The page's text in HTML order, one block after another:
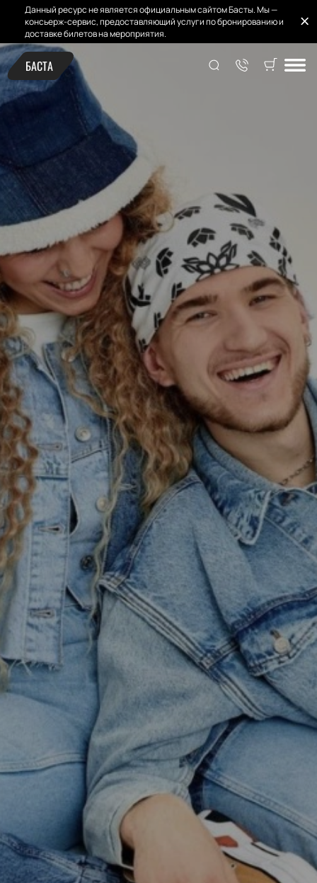
Данный ресурс не является официальным сайтом Басты. Мы —
консьерж-сервис, предоставляющий услуги по бронированию и
доставке билетов на мероприятия.
БАСТА